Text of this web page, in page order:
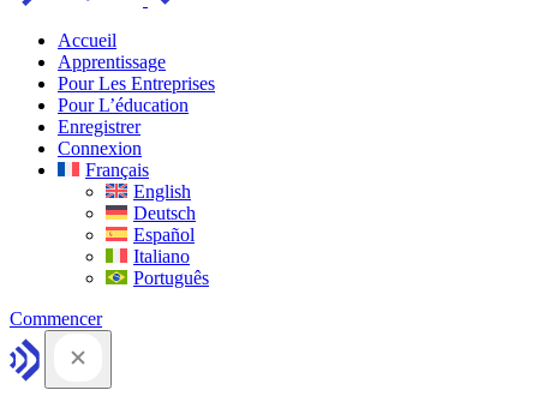
Accueil
Apprentissage
Pour Les Entreprises
Pour L’éducation
Enregistrer
Connexion
Français
English
Deutsch
Español
Italiano
Português
Commencer